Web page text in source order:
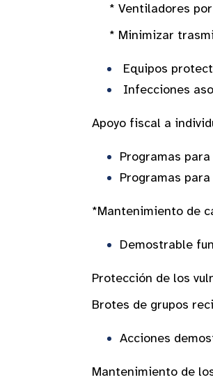
*
*
Apoyo fiscal a
Programas
Programas
*Mantenimiento
Demostrable
Protección de los
Brotes
Acciones
Mantenimiento de